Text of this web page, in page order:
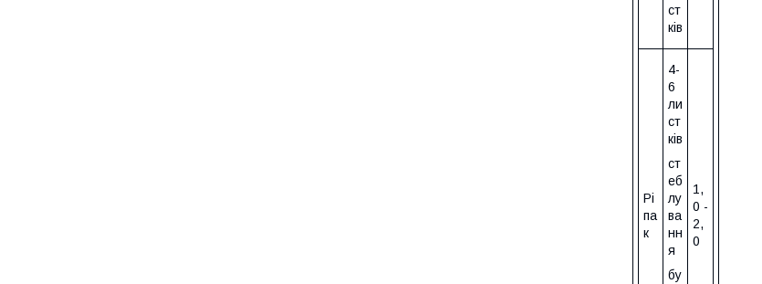
ст
ків
Рі
па
к
4-
6
ли
ст
ків
ст
еб
лу
ва
нн
я
бу
1,
0 -
2,
0